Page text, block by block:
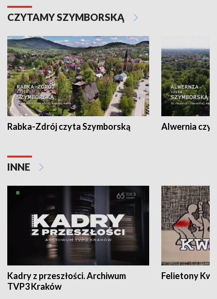
CZYTAMY SZYMBORSKĄ
Rabka-Zdrój czyta Szymborską Alwernia
INNE
Kadry z przeszłości. Archiwum
TVP3 Kraków
Felietony